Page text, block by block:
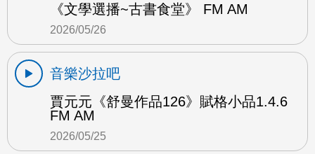
《文學選播~古書食堂》 FM AM
2026/05/26
音樂沙拉吧
賈元元《舒曼作品126》賦格小品1.4.6
FM AM
2026/05/25